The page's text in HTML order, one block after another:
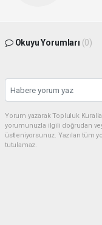
Okuyu Yorumları (0)
Yorum yazarak Topluluk
yorumunuzla ilgili doğrudan
üstleniyorsunuz. Yazılan tüm
tutulamaz.